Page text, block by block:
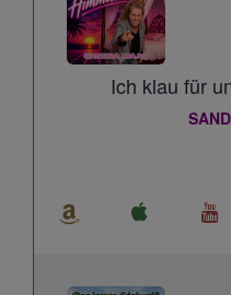
Ich klau für